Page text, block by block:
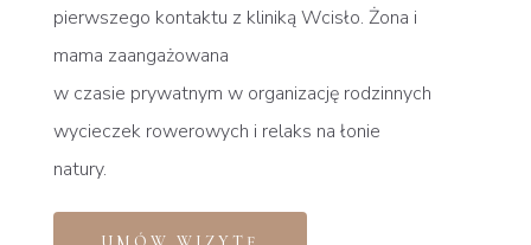
pierwszego kontaktu z kliniką Wcisło. Żona i
mama zaangażowana
w czasie prywatnym w organizację rodzinnych
wycieczek rowerowych i relaks na łonie
natury.